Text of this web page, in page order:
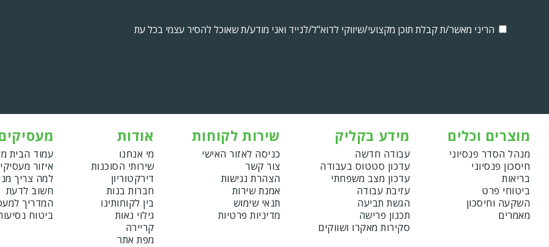
הריני מאשר/ת קבלת תוכן מקצועי/שיווקי לדוא"ל/לנייד ואני מודע/ת שאוכל להסיר עצמי בכל עת
מוצרים וכלים
מנהל הסדר פנסיוני
חיסכון פנסיוני
בריאות
ביטוחי פרט
השקעה וחיסכון
מאמרים
מידע בקליק
עבודה חדשה
עדכון סטטוס בעבודה
עדכון מצב משפחתי
עזיבת עבודה
הגשת תביעה
תכנון פרישה
סקירות מאקרו ושווקים
שירות לקוחות
כניסה לאזור האישי
צור קשר
הצהרת נגישות
אמנת שירות
תנאי שימוש
מדיניות פרטיות
אודות
מי אנחנו
שירותי הסוכנות
דירקטוריון
חברות בנות
בין לקוחותינו
גילוי נאות
קריירה
מפת אתר
עמוד הבית
איזור
למה צריך
חשוב לדעת
המדריך
ביטוח